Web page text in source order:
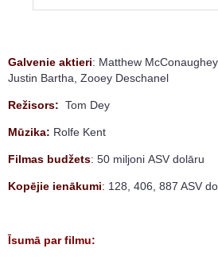
Galvenie aktieri: Matthew
Justin Bartha, Zooey Deschanel
Režisors: Tom Dey
Mūzika: Rolfe Kent
Filmas budžets: 50 miljoni ASV dolāru
Kopējie ienākumi: 128, 406, 887 ASV
Īsumā par filmu: